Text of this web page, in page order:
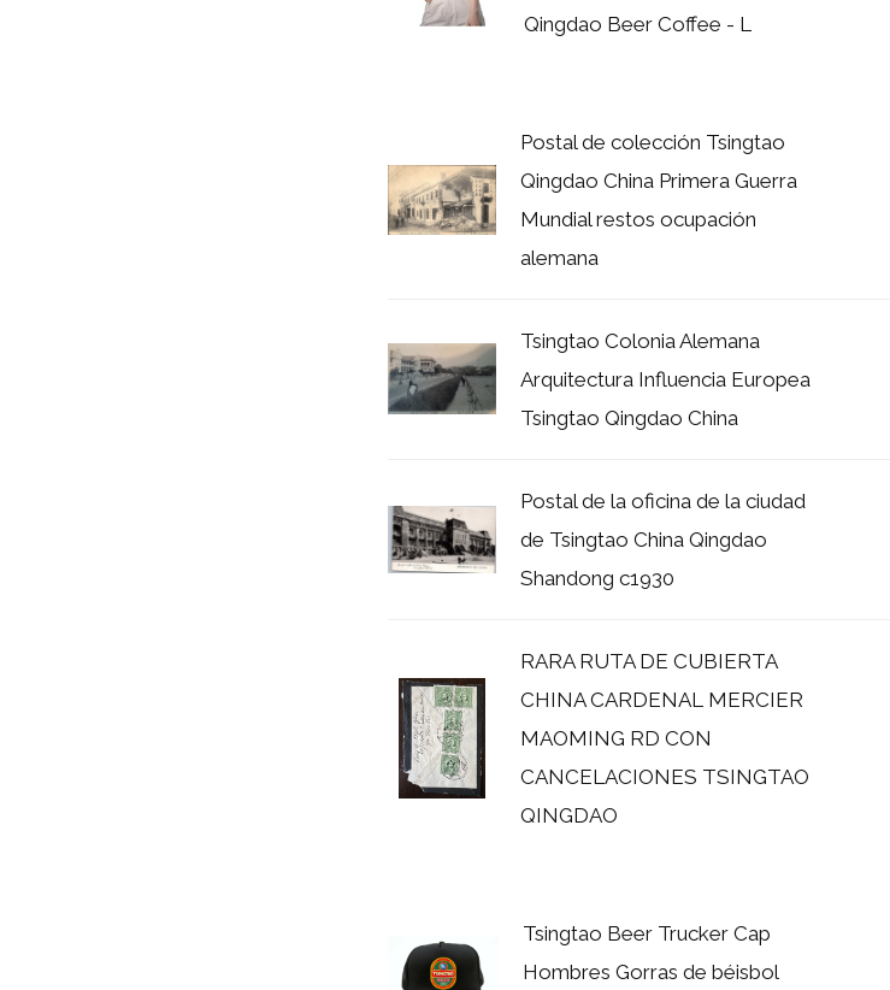
Qingdao Beer Coffee - L
Postal de colección Tsingtao
Qingdao China Primera Guerra
Mundial restos ocupación
alemana
Tsingtao Colonia Alemana
Arquitectura Influencia Europea
Tsingtao Qingdao China
Postal de la oficina de la ciudad
de Tsingtao China Qingdao
Shandong c1930
RARA RUTA DE CUBIERTA
CHINA CARDENAL MERCIER
MAOMING RD CON
CANCELACIONES TSINGTAO
QINGDAO
Tsingtao Beer Trucker Cap
Hombres Gorras de béisbol